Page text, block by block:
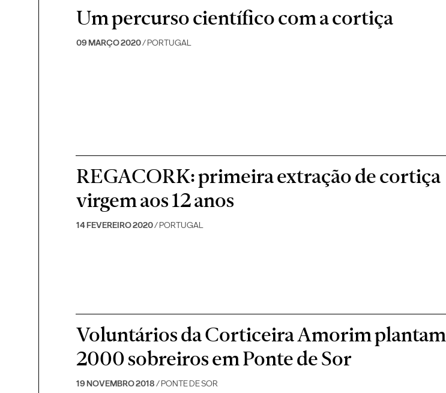
Um percurso científico com a cortiça
09 MARÇO 2020/ PORTUGAL
REGACORK: primeira extração de cortiça
virgem aos 12 anos
14 FEVEREIRO 2020/ PORTUGAL
Voluntários da Corticeira Amorim plantam
2000 sobreiros em Ponte de Sor
19 NOVEMBRO 2018/ PONTE DE SOR